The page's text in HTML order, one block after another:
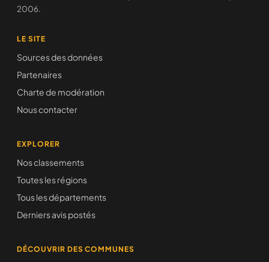
2006.
LE SITE
Sources des données
Partenaires
Charte de modération
Nous contacter
EXPLORER
Nos classements
Toutes les régions
Tous les départements
Derniers avis postés
DÉCOUVRIR DES COMMUNES